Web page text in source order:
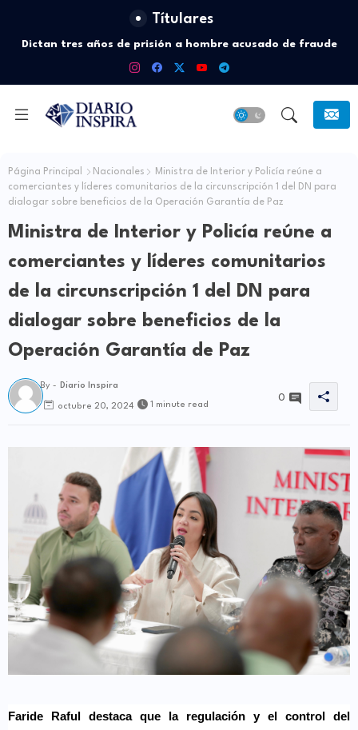
Títulares
Dictan tres años de prisión a hombre acusado de fraude
eléctrico en Santo Domingo Oeste
Página Principal Nacionales
Ministra de Interior y Policía reúne a
comerciantes y líderes comunitarios de la circunscripción 1 del DN para
dialogar sobre beneficios de la Operación Garantía de Paz
Ministra de Interior y Policía reúne a
comerciantes y líderes comunitarios
de la circunscripción 1 del DN para
dialogar sobre beneficios de la
Operación Garantía de Paz
By - Diario Inspira
octubre 20, 2024 1 minute read
0
Faride Raful destacaque la regulación y el control del